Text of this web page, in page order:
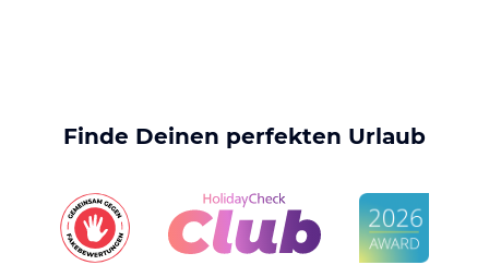
Finde Deinen perfekten Urlaub